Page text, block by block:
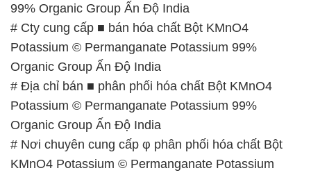
99% Organic Group Ấn Độ India
# Cty cung cấp ■ bán hóa chất Bột KMnO4
Potassium © Permanganate Potassium 99%
Organic Group Ấn Độ India
# Địa chỉ bán ■ phân phối hóa chất Bột KMnO4
Potassium © Permanganate Potassium 99%
Organic Group Ấn Độ India
# Nơi chuyên cung cấp φ phân phối hóa chất Bột
KMnO4 Potassium © Permanganate Potassium